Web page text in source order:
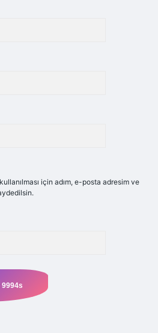
için adım, e-posta adresim ve